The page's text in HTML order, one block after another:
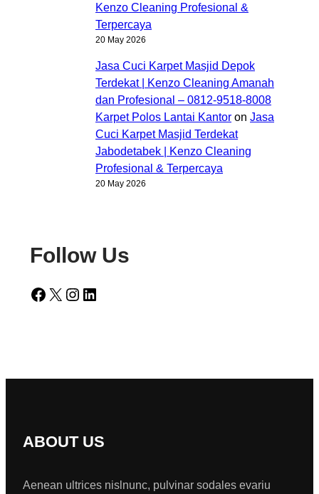
Kenzo Cleaning Profesional &
Terpercaya
20 May 2026
Jasa Cuci Karpet Masjid Depok
Terdekat | Kenzo Cleaning Amanah
dan Profesional – 0812-9518-8008
Karpet Polos Lantai Kantor on Jasa
Cuci Karpet Masjid Terdekat
Jabodetabek | Kenzo Cleaning
Profesional & Terpercaya
20 May 2026
Follow Us
Facebook X Instagram LinkedIn
ABOUT US
Aenean ultrices nislnunc, pulvinar sodales evariu